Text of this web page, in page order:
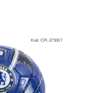
Kód: CPI-375067